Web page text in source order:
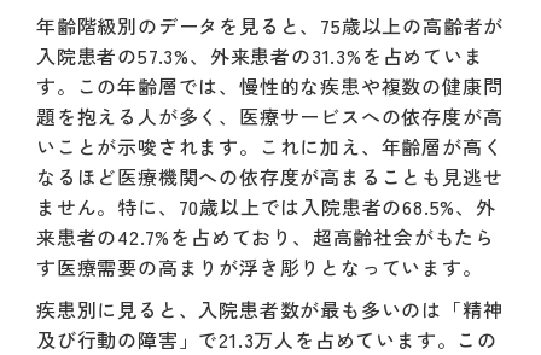
年齢階級別のデータを見ると、75歳以上の高齢者が
入院患者の57.3%、外来患者の31.3%を占めていま
す。この年齢層では、慢性的な疾患や複数の健康問
題を抱える人が多く、医療サービスへの依存度が高
いことが示唆されます。これに加え、年齢層が高く
なるほど医療機関への依存度が高まることも見逃せ
ません。特に、70歳以上では入院患者の68.5%、外
来患者の42.7%を占めており、超高齢社会がもたら
す医療需要の高まりが浮き彫りとなっています。
疾患別に見ると、入院患者数が最も多いのは「精神
及び行動の障害」で21.3万人を占めています。この